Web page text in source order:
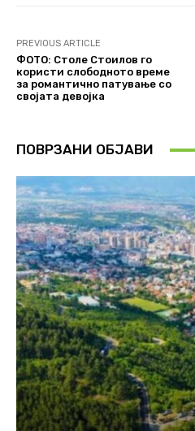
PREVIOUS ARTICLE
ФОТО: Столе Стоилов го
користи слободното време
за романтично патување со
својата девојка
ПОВРЗАНИ ОБЈАВИ